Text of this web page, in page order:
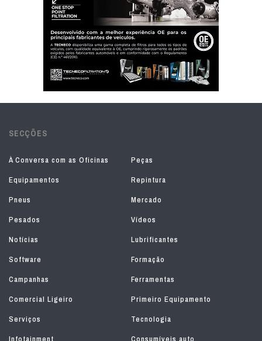
SECÇÕES
À Conversa com as Oficinas
Peças
Equipamentos
Repintura
Pneus
Mercado
Pesados
Vídeos
Notícias
Lubrificantes
Software
Formação
Campanhas
Ferramentas
Comercial Ligeiro
Primeiro Equipamento
Serviços
Tecnologia
Infotainment
Consumíveis auto